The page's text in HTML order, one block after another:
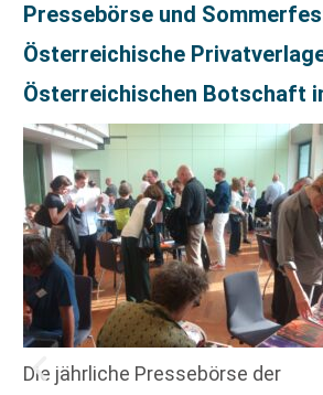
Pressebörse und
Österreichische
Österreichischen Botschaft
Die jährliche Pressebörse der